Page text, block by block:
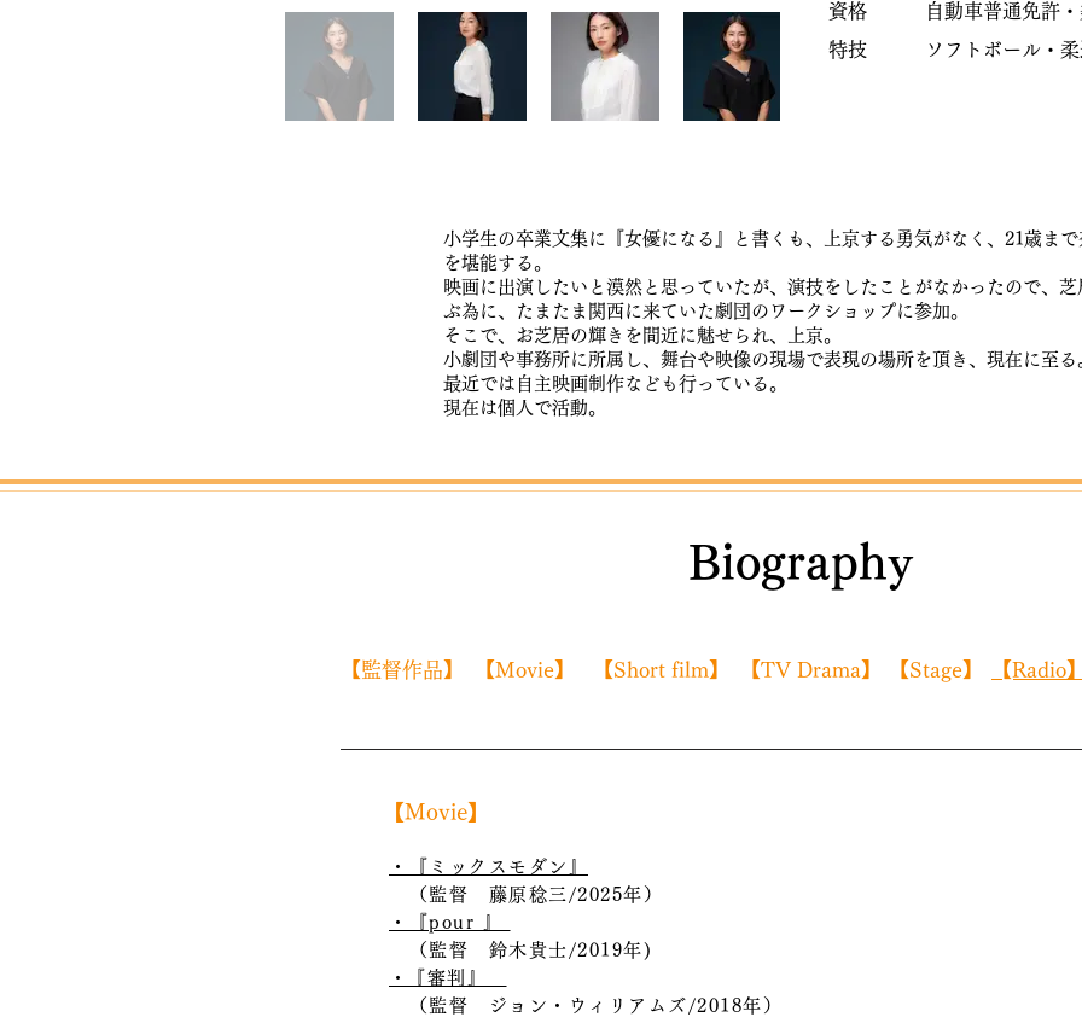
資格 自動車普通免許・
特技 ソフトボール・柔
小学生の卒業文集に『女優になる』と書くも、上京する勇気がなく、21歳まで
を堪能する。
映画に出演したいと漠然と思っていたが、演技をしたことがなかったので、芝
ぶ為に、たまたま関西に来ていた劇団のワークショップに参加。
そこで、お芝居の輝きを間近に魅せられ、上京。
小劇団や事務所に所属し、舞台や映像の現場で表現の場所を頂き、現在に至る
最近では自主映画制作なども行っている。
​現在は個人で活動。
​Biography
​【監督作品】 ​【Movie】 ​【Short film】 ​【TV Drama】 ​【Stage】 ​【Radio】
​【Movie】
・『ミックスモダン』
​（監督 藤原稔三/2025年）
・『pour 』
（監督 鈴木貴士/2019年)
・
『審判』
（監督 ジョン・ウィリアムズ/2018年）